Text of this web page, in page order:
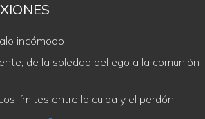
incómodo
de la soledad del ego a la comunión
límites entre la culpa y el perdón